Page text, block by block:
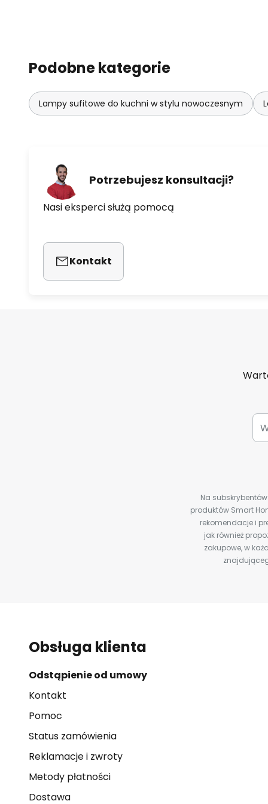
Podobne kategorie
Lampy sufitowe do kuchni w stylu nowoczesnym
Potrzebujesz konsultacji?
Nasi eksperci służą pomocą
Kontakt
Na
produktów Smart
rekomendacje i
jak również
zakupowe, w
Obsługa klienta
Odstąpienie od umowy
Kontakt
Pomoc
Status zamówienia
Reklamacje i zwroty
Metody płatności
Dostawa